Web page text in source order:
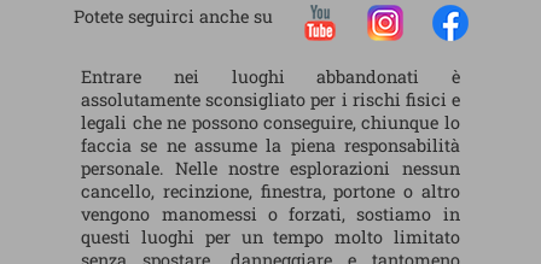
Potete seguirci anche su
Entrare nei luoghi abbandonati è
assolutamente sconsigliato per i rischi fisici e
legali che ne possono conseguire, chiunque lo
faccia se ne assume la piena responsabilità
personale. Nelle nostre esplorazioni nessun
cancello, recinzione, finestra, portone o altro
vengono manomessi o forzati, sostiamo in
questi luoghi per un tempo molto limitato